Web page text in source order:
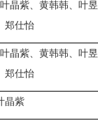
晶紫、黄韩韩、叶昱
郑仕怡
晶紫、黄韩韩、叶昱
郑仕怡
晶紫